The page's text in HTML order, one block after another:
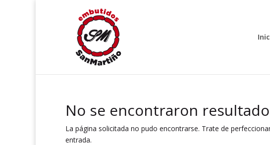
No se encontraron
La página solicitada no pudo encontrarse. Trate de
entrada.